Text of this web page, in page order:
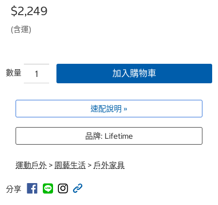
$2,249
(含運)
數量 加入購物車
速配說明 »
品牌: Lifetime
運動戶外 > 園藝生活 > 戶外家具
分享